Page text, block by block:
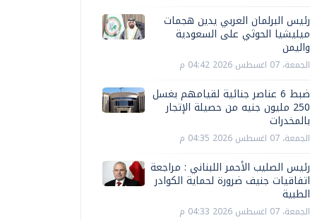
رئيس البرلمان العربي يدين هجمات
ميليشيا الحوثي على السعودية
واليمن
الجمعة، 07 اغسطس 2026 04:42 م
ضبط 6 عناصر جنائية لقيامهم بغسل
250 مليون جنيه من حصيلة الإتجار
بالمخدرات
الجمعة، 07 اغسطس 2026 04:35 م
رئيس الصليب الأحمر اللبناني : مراجعة
اتفاقيات جنيف ضرورة لحماية الكوادر
الطبية
الجمعة، 07 اغسطس 2026 04:33 م